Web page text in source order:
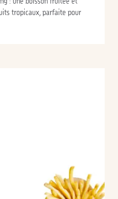
: une boisson fruitée et
tropicaux, parfaite pour